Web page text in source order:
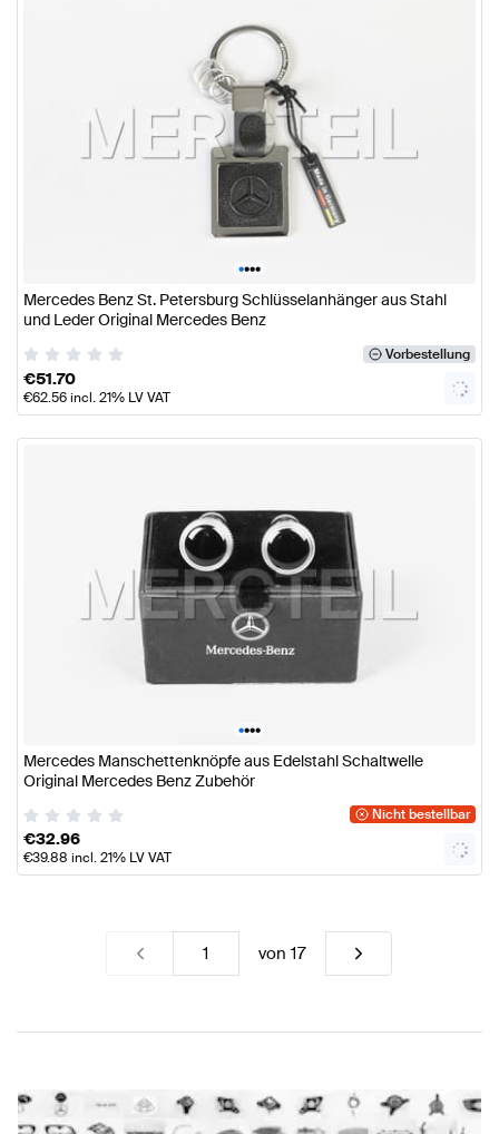
••••
Mercedes Benz St. Petersburg Schlüsselanhänger aus Stahl
und Leder Original Mercedes Benz
Vorbestellung
€51.70
€62.56incl. 21% LV VAT
••••
Mercedes Manschettenknöpfe aus Edelstahl Schaltwelle
Original Mercedes Benz Zubehör
Nicht bestellbar
€32.96
€39.88 incl. 21% LV VAT
von17